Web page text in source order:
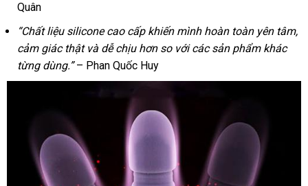
Quân
“Chất liệu silicone cao cấp khiến mình hoàn toàn yên tâm,
cảm giác thật và dễ chịu hơn so với các sản phẩm khác
từng dùng.”– Phan Quốc Huy